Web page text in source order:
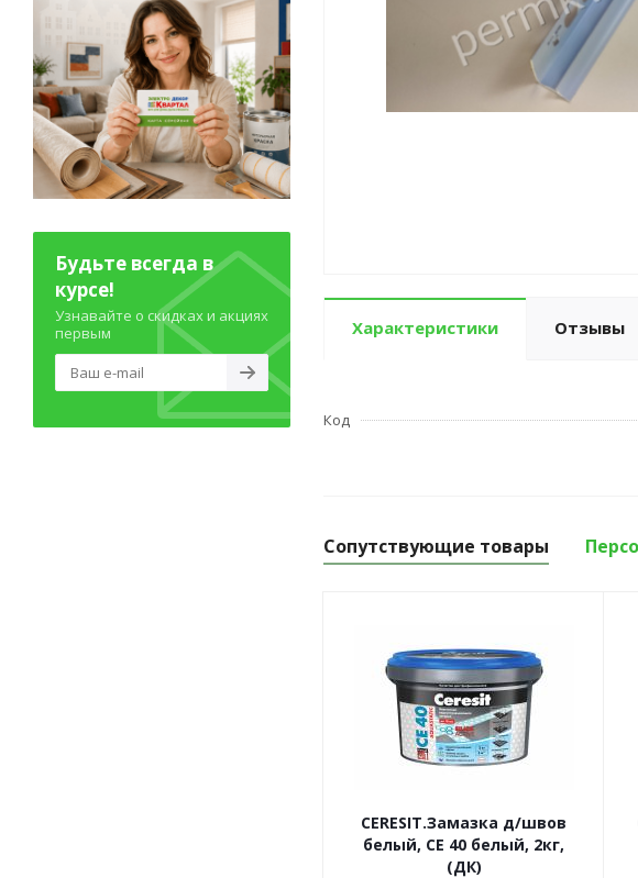
Характеристики Отзывы
Код
Сопутствующие товары
CERESIT.Замазка д/швов
белый, CE 40 белый, 2кг,
(ДК)
Будьте всегда в
курсе!
Узнавайте о скидках и акциях
первым